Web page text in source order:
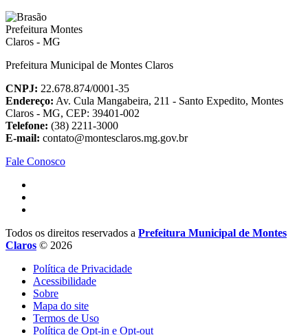
Prefeitura Municipal de Montes Claros
CNPJ: 22.678.874/0001-35
Endereço: Av. Cula Mangabeira, 211 - Santo Expedito, Montes
Claros - MG, CEP: 39401-002
Telefone: (38) 2211-3000
E-mail: contato@montesclaros.mg.gov.br
Fale Conosco
Todos os direitos reservados a Prefeitura Municipal de Montes
Claros © 2026
Política de Privacidade
Acessibilidade
Sobre
Mapa do site
Termos de Uso
Política de Opt-in e Opt-out